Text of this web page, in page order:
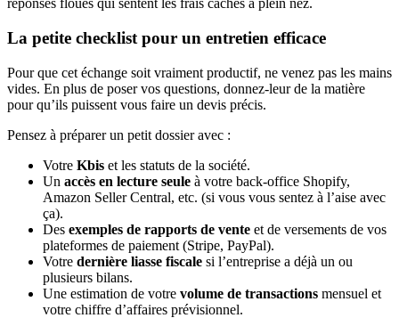
réponses floues qui sentent les frais cachés à plein nez.
La petite checklist pour un entretien efficace
Pour que cet échange soit vraiment productif, ne venez pas les mains
vides. En plus de poser vos questions, donnez-leur de la matière
pour qu’ils puissent vous faire un devis précis.
Pensez à préparer un petit dossier avec :
Votre Kbis et les statuts de la société.
Un accès en lecture seule à votre back-office Shopify,
Amazon Seller Central, etc. (si vous vous sentez à l’aise avec
ça).
Des exemples de rapports de vente et de versements de vos
plateformes de paiement (Stripe, PayPal).
Votre dernière liasse fiscale si l’entreprise a déjà un ou
plusieurs bilans.
Une estimation de votre volume de transactions mensuel et
votre chiffre d’affaires prévisionnel.